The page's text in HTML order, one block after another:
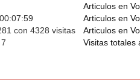
con 4328 visitas
7
Articulos en
Articulos en
Articulos en
Visitas totales